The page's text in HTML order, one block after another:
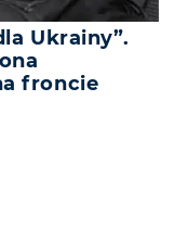
Ukrainy”.
froncie